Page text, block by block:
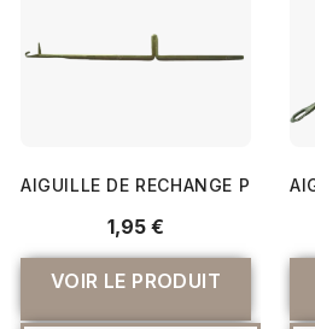
AIGUILLE DE RECHANGE POUR
1,95 €
VOIR LE PRODUIT